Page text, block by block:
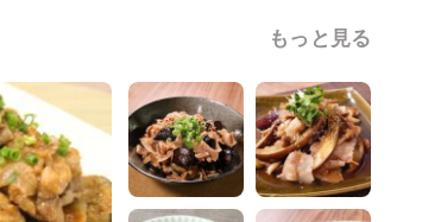
もっと見る